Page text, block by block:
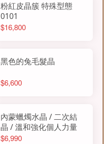
粉紅皮晶簇 特殊型態
0101
$16,800
黑色的兔毛髮晶
$6,600
內蒙蠟燭水晶 / 二次結
晶 / 溫和強化個人力量
$6,990